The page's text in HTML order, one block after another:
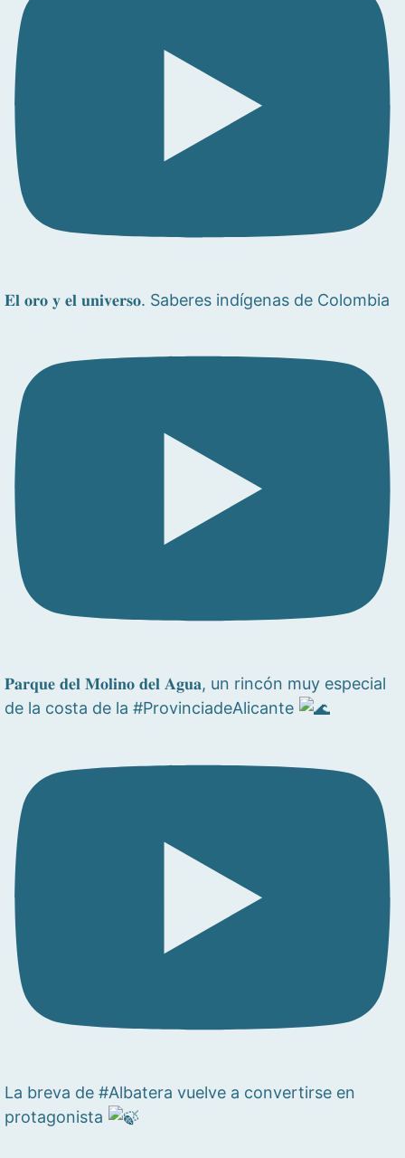
𝐄𝐥 𝐨𝐫𝐨 𝐲 𝐞𝐥 𝐮𝐧𝐢𝐯𝐞𝐫𝐬𝐨. Saberes indígenas de Colombia
𝐏𝐚𝐫𝐪𝐮𝐞 𝐝𝐞𝐥 𝐌𝐨𝐥𝐢𝐧𝐨 𝐝𝐞𝐥 𝐀𝐠𝐮𝐚, un rincón muy especial
de la costa de la #ProvinciadeAlicante
La breva de #Albatera vuelve a convertirse en
protagonista